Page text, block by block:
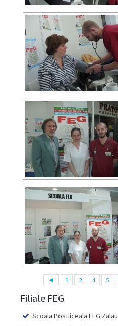
◄ 1 2 4 5
Filiale FEG
Scoala Postliceala FEG Zalau